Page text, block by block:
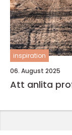
inspiration
06. August 2025
Att anlita